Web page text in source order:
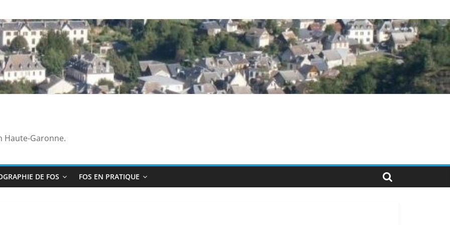
Haute-Garonne.
DE FOS FOS EN PRATIQUE